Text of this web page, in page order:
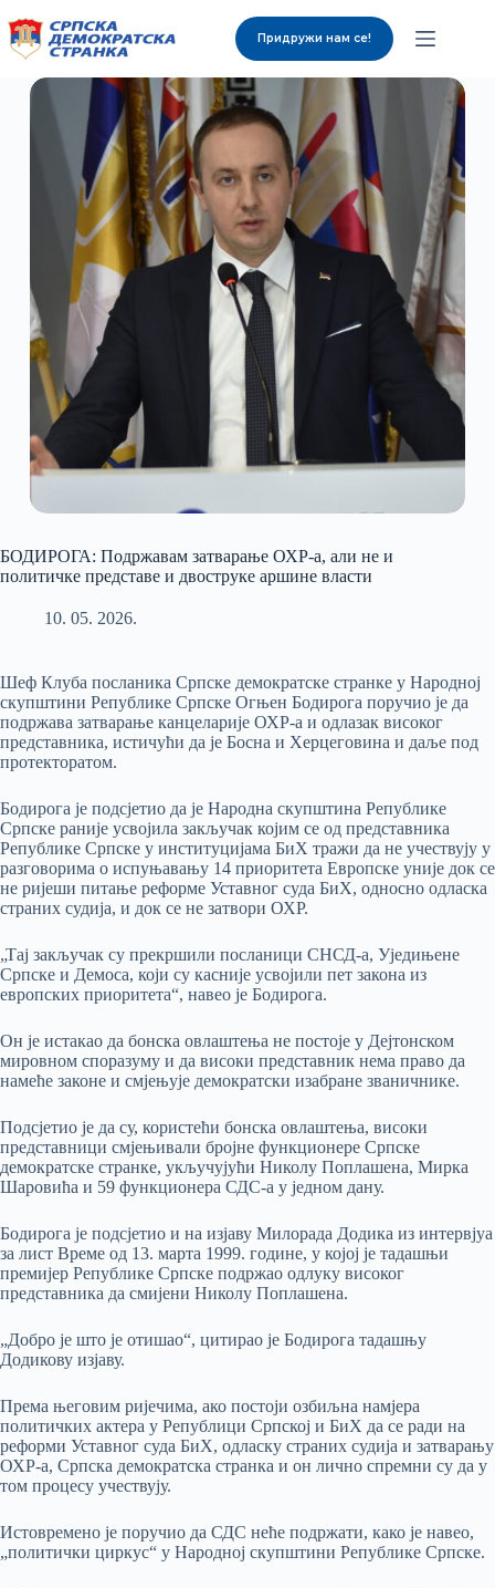
О нама
Органи странке
Вијести
Изабрани представници
Контакт
Придружи нам се!
БОДИРОГА: Подржавам затварање ОХР-а, али не и
политичке представе и двоструке аршине власти
10. 05. 2026.
Шеф Клуба посланика Српске демократске странке у Народној
скупштини Републике Српске Огњен Бодирога поручио је да
подржава затварање канцеларије ОХР-а и одлазак високог
представника, истичући да је Босна и Херцеговина и даље под
протекторатом.
Бодирога је подсјетио да је Народна скупштина Републике
Српске раније усвојила закључак којим се од представника
Републике Српске у институцијама БиХ тражи да не учествују у
разговорима о испуњавању 14 приоритета Европске уније док се
не ријеши питање реформе Уставног суда БиХ, односно одласка
страних судија, и док се не затвори ОХР.
„Тај закључак су прекршили посланици СНСД-а, Уједињене
Српске и Демоса, који су касније усвојили пет закона из
европских приоритета“, навео је Бодирога.
Он је истакао да бонска овлаштења не постоје у Дејтонском
мировном споразуму и да високи представник нема право да
намеће законе и смјењује демократски изабране званичнике.
Подсјетио је да су, користећи бонска овлаштења, високи
представници смјењивали бројне функционере Српске
демократске странке, укључујући Николу Поплашена, Мирка
Шаровића и 59 функционера СДС-а у једном дану.
Бодирога је подсјетио и на изјаву Милорада Додика из интервјуа
за лист Време од 13. марта 1999. године, у којој је тадашњи
премијер Републике Српске подржао одлуку високог
представника да смијени Николу Поплашена.
„Добро је што је отишао“, цитирао је Бодирога тадашњу
Додикову изјаву.
Према његовим ријечима, ако постоји озбиљна намјера
политичких актера у Републици Српској и БиХ да се ради на
реформи Уставног суда БиХ, одласку страних судија и затварању
ОХР-а, Српска демократска странка и он лично спремни су да у
том процесу учествују.
Истовремено је поручио да СДС неће подржати, како је навео,
„политички циркус“ у Народној скупштини Републике Српске.